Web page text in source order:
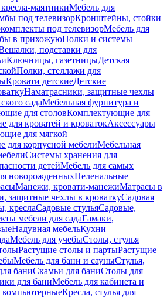
маятникиМебель для
под телевизорКронштейны, стойки
под телевизорМебель для
в прихожуюПолки и системы
подставки для
Ключницы, газетницыДетская
Полки, стеллажи для
Кровати детскиеДетские
Наматрасники, защитные чехлы
садаМебельная фурнитура и
для столовКомплектующие для
для кроватей и кроватокАксессуары
для мягкой
для корпусной мебелиМебельная
Системы хранения для
детейМебель для самых
новорожденныхПеленальные
Манежи, кровати-манежиМатрасы в
защитные чехлы в кроваткуСадовая
креслаСадовые стульяСадовые,
мебели для садаГамаки,
Надувная мебельКухни
Мебель для учебыСтолы, стулья
Растущие столы и партыРастущие
Мебель для бани и сауныСтулья,
баниСкамьи для баниСтолы для
для баниМебель для кабинета и
Кресла, стулья для